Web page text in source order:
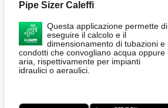
Pipe Sizer Caleffi
Questa applicazione permette di
eseguire il calcolo e il
dimensionamento di tubazioni e
condotti che convogliano acqua oppure
aria, rispettivamente per impianti
idraulici o aeraulici.